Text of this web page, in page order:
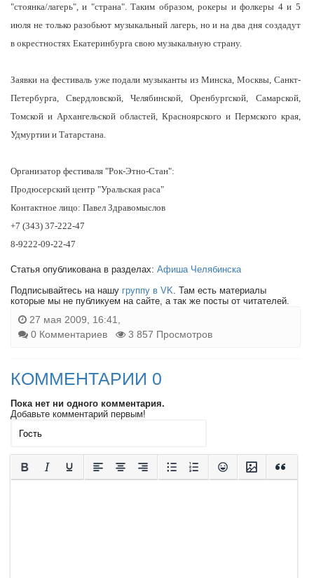
"стоянка/лагерь", и "страна". Таким образом, рокеры и фолкеры 4 и 5
июля не только разобьют музыкальный лагерь, но и на два дня создадут
в окрестностях Екатеринбурга свою музыкальную страну.
Заявки на фестиваль уже подали музыканты из Минска, Москвы, Санкт-
Петербурга, Свердловской, Челябинской, Оренбургской, Самарской,
Томской и Архангельской областей, Красноярского и Пермского края,
Удмуртии и Татарстана.
Организатор фестиваля "Рок-Этно-Стан":
Продюсерский центр "Уральская раса"
Контактное лицо: Павел Здравомыслов
+7 (343) 37-222-47
8-9222-09-22-47
Статья опубликована в разделах: Афиша Челябинска
Подписывайтесь на нашу группу в VK. Там есть материалы
которые мы не публикуем на сайте, а так же посты от читателей.
27 мая 2009, 16:41,
0 Комментариев
3 857 Просмотров
КОММЕНТАРИИ 0
Пока нет ни одного комментария.
Добавьте комментарий первым!